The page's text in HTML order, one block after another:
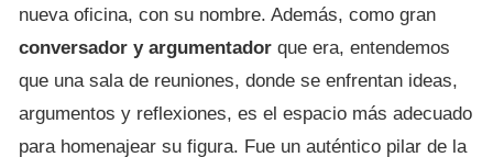
nueva oficina, con su nombre. Además, como gran
conversador y argumentador que era, entendemos
que una sala de reuniones, donde se enfrentan ideas,
argumentos y reflexiones, es el espacio más adecuado
para homenajear su figura. Fue un auténtico pilar de la